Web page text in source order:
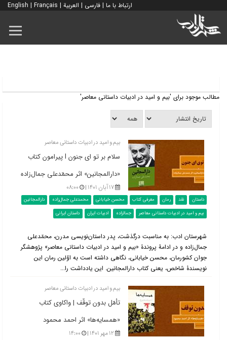
ارتباط با ما | فارسی | العربية |
English | Français
مطالب موجود برای 'بیم و امید در ادبیات داستانی معاصر'
بیم و امید در ادبیات داستانی معاصر
سلام بر تو ای جنون l پیرامون کتاب
«دارالمجانین» اثر محمّدعلی جمال‌زاده
۱۷ آبان ۱۴۰۱ | ۰۸:۰۰
داستان نقد رمان معرفی کتاب محسن خیابانی محمدعلی جمال‌زاده
دارالمجانین
بیم و امید در ادبیات داستانی معاصر
جمالزاده ادبیات ایران داستان ایرانی
شهرستان ادب: به مناسبت درگذشت، پدر داستان‌نویسی مدرن، محمّدعلی
جمال‌زاده و در ادامۀ پروندۀ «بیم و امید در ادبیات داستانی معاصر» پژوهشگر
جوان کشورمان، محسن خیابانی، نگاهی داشته است به اوّلین رمان این
نویسندۀ شاخص، یعنی کتاب دارالمجانین. این یادداشت را...
بیم و امید در ادبیات داستانی معاصر
تأمّل بدون توقّف | واکاوی کتاب
«همسایه‌ها» اثر احمد محمود
۱۲ مهر ۱۴۰۱ | ۱۴:۰۰